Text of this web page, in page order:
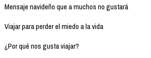
Mensaje navideño que a muchos no gustará
Viajar para perder el miedo a la vida
¿Por qué nos gusta viajar?